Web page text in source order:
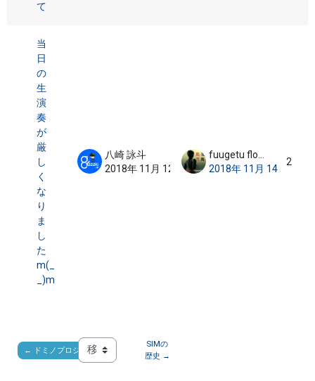
て
当
日
の
生
演
奏
が
厳
し
く
な
り
ま
し
た
m(_
_)m
八崎 詠斗
2018年 11月 12日
2018年 11月 14日
2
← ドミノプロジェクト
移動 ...
SIMの
歴史 →